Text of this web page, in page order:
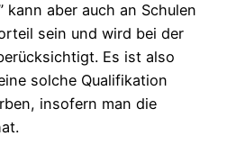
kann aber auch an Schulen
sein und wird bei der
Es ist also
solche Qualifikation
insofern man die